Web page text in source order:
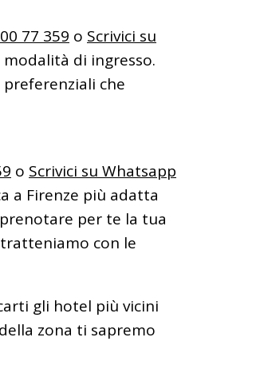
77 359 o Scrivici su
di ingresso.
che
o Scrivici su Whatsapp
a Firenze più adatta
per te la tua
con le
gli hotel più vicini
zona ti sapremo